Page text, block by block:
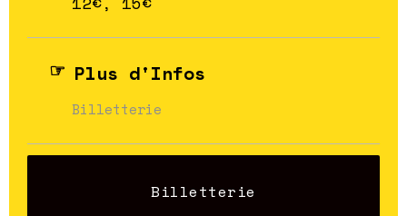
Plus d'Infos
Billetterie
Billetterie